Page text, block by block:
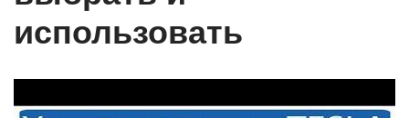
использовать